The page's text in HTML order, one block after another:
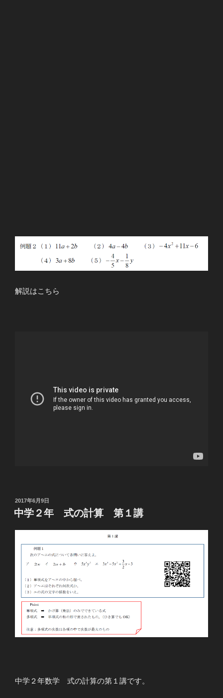
解説はこちら
投
稿
日:
2017年6月9日
中学２年 式の計算 第１講
中学２年数学 式の計算の第１講です。